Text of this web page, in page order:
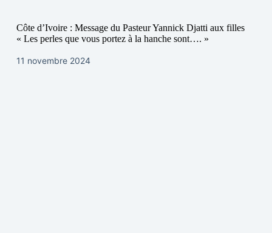
Côte d’Ivoire : Message du Pasteur Yannick Djatti aux filles
« Les perles que vous portez à la hanche sont…. »
11 novembre 2024